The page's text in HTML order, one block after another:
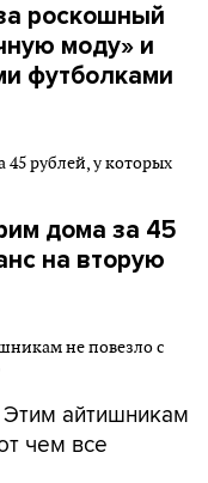
роскошный
моду» и
футболками
дома за 45
на вторую
Этим айтишникам
чем все